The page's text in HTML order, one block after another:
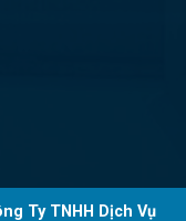
Ty TNHH Dịch Vụ